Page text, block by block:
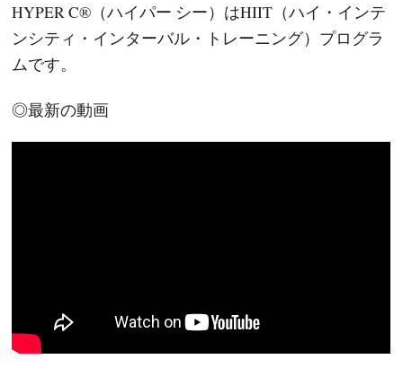
HYPER C®（ハイパー シー）はHIIT（ハイ・インテ
ンシティ・インターバル・トレーニング）プログラ
ムです。
◎最新の動画